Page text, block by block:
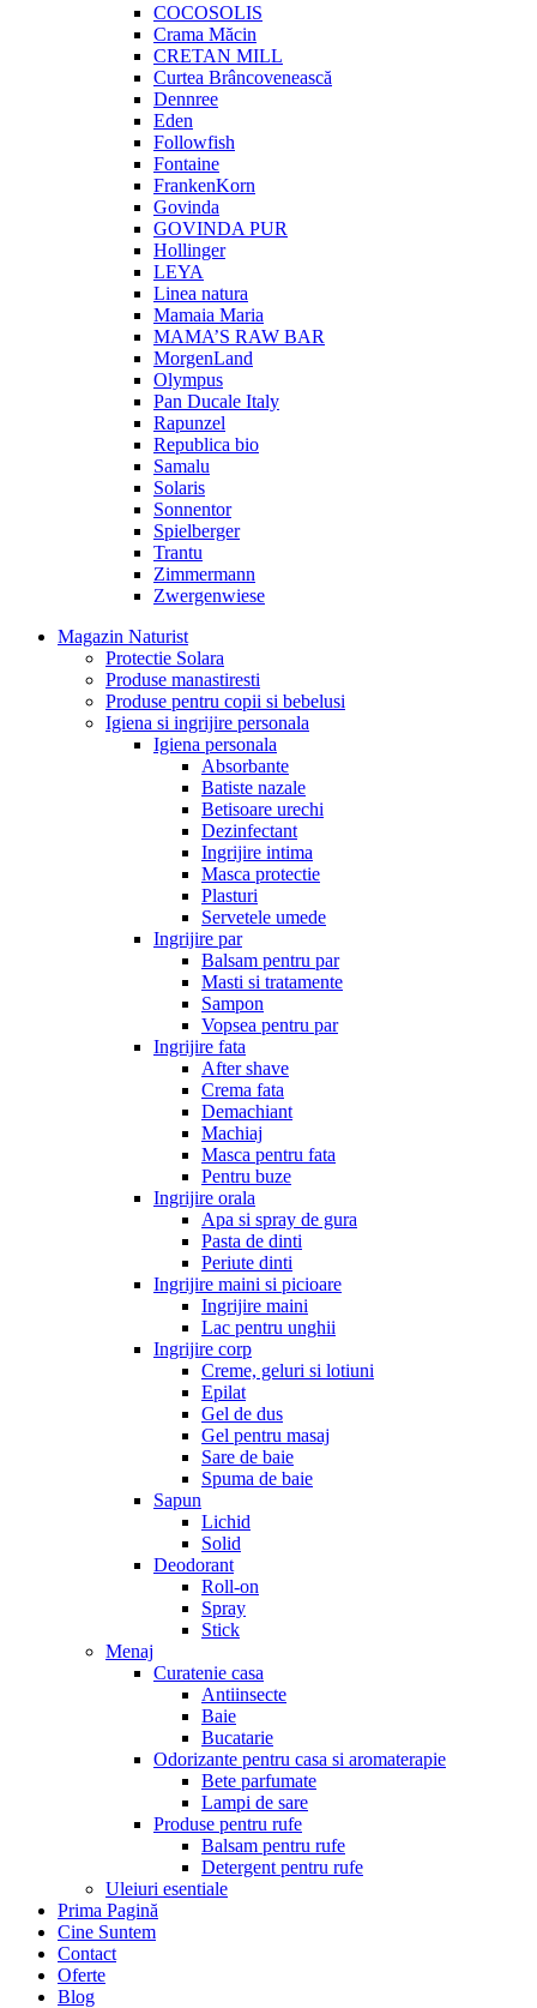
COCOSOLIS
Crama Măcin
CRETAN MILL
Curtea Brâncovenească
Dennree
Eden
Followfish
Fontaine
FrankenKorn
Govinda
GOVINDA PUR
Hollinger
LEYA
Linea natura
Mamaia Maria
MAMA’S RAW BAR
MorgenLand
Olympus
Pan Ducale Italy
Rapunzel
Republica bio
Samalu
Solaris
Sonnentor
Spielberger
Trantu
Zimmermann
Zwergenwiese
Magazin Naturist
Protectie Solara
Produse manastiresti
Produse pentru copii si bebelusi
Igiena si ingrijire personala
Igiena personala
Absorbante
Batiste nazale
Betisoare urechi
Dezinfectant
Ingrijire intima
Masca protectie
Plasturi
Servetele umede
Ingrijire par
Balsam pentru par
Masti si tratamente
Sampon
Vopsea pentru par
Ingrijire fata
After shave
Crema fata
Demachiant
Machiaj
Masca pentru fata
Pentru buze
Ingrijire orala
Apa si spray de gura
Pasta de dinti
Periute dinti
Ingrijire maini si picioare
Ingrijire maini
Lac pentru unghii
Ingrijire corp
Creme, geluri si lotiuni
Epilat
Gel de dus
Gel pentru masaj
Sare de baie
Spuma de baie
Sapun
Lichid
Solid
Deodorant
Roll-on
Spray
Stick
Menaj
Curatenie casa
Antiinsecte
Baie
Bucatarie
Odorizante pentru casa si aromaterapie
Bete parfumate
Lampi de sare
Produse pentru rufe
Balsam pentru rufe
Detergent pentru rufe
Uleiuri esentiale
Prima Pagină
Cine Suntem
Contact
Oferte
Blog